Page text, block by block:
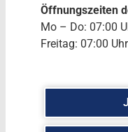
Öffnungszeiten
Mo – Do: 07:00
Freitag: 07:00